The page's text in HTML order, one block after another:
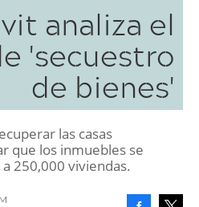
analiza el
'secuestro
de bienes'
las casas
que los inmuebles se
250,000 viviendas.